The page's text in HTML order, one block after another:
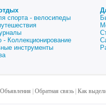
спорта - велосипеды
- Коллекционирование
инструменты
Объявления Обратная связь| Как